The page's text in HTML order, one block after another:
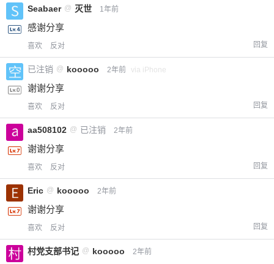
Seabaer @ 灭世 1年前
感谢分享
喜欢 反对 回复
已注销 @ kooooo 2年前 via iPhone
谢谢分享
喜欢 反对 回复
aa508102 @ 已注销 2年前
谢谢分享
喜欢 反对 回复
Eric @ kooooo 2年前
谢谢分享
喜欢 反对 回复
村党支部书记 @ kooooo 2年前